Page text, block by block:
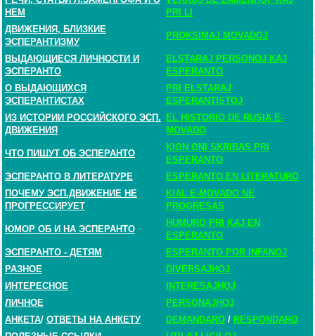
НЕМ
PRI LI
ДВИЖЕНИЯ, БЛИЗКИЕ
ЭСПЕРАНТИЗМУ
PROKSIMAJ MOVADOJ
ВЫДАЮЩИЕСЯ ЛИЧНОСТИ И
ЭСПЕРАНТО
ELSTARAJ PERSONOJ KAJ
ESPERANTO
О ВЫДАЮЩИХСЯ
ЭСПЕРАНТИСТАХ
PRI ELSTARAJ
ESPERANTISTOJ
ИЗ ИСТОРИИ РОССИЙСКОГО ЭСП.
ДВИЖЕНИЯ
EL HISTORIO DE RUSIA E-
MOVADO
ЧТО ПИШУТ ОБ ЭСПЕРАНТО
KION ONI SKRIBAS PRI
ESPERANTO
ЭСПЕРАНТО В ЛИТЕРАТУРЕ
ESPERANTO EN LITERATURO
ПОЧЕМУ ЭСП.ДВИЖЕНИЕ НЕ
ПРОГРЕССИРУЕТ
KIAL E-MOVADO NE
PROGRESAS
ЮМОР ОБ И НА ЭСПЕРАНТО
HUMURO PRI KAJ EN
ESPERANTO
ЭСПЕРАНТО - ДЕТЯМ
ESPERANTO POR INFANOJ
РАЗНОЕ
DIVERSAJHOJ
ИНТЕРЕСНОЕ
INTERESAJHOJ
ЛИЧНОЕ
PERSONAJHOJ
АНКЕТА/ ОТВЕТЫ НА АНКЕТУ DEMANDARO / RESPONDARO